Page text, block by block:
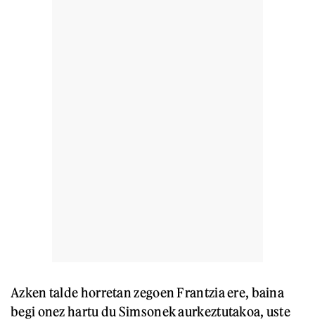
Azken talde horretan zegoen Frantzia ere, baina
begi onez hartu du Simsonek aurkeztutakoa, uste